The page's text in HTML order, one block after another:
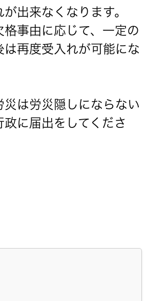
出来なくなります。
格事由に応じて、一定の
は再度受入れが可能にな
災は労災隠しにならない
政に届出をしてくださ